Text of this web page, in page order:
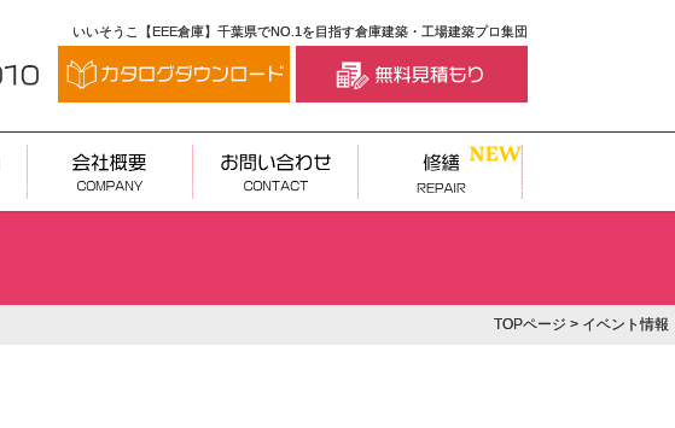
いいそうこ【EEE倉庫】千葉県でNO.1を目指す倉庫建築・工場建築プロ集団
TOPページ > イベント情報